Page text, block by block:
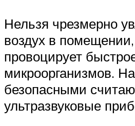
Нельзя чрезмерно
воздух в помещении,
провоцирует
микроорганизмов.
безопасными
ультразвуковые